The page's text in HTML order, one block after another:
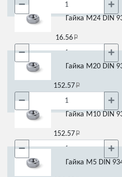
Гайка М24 DIN
16.56
Гайка М20 DIN
152.57
Гайка М10 DIN
152.57
Гайка М5 DIN